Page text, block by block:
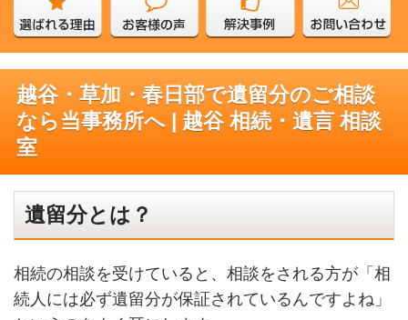
越谷・草加・春日部で遺留分のご相談
なら当事務所へ | 越谷 相続・遺言 相談
室
遺留分とは？
相続の相談を受けていると、相談をされる方が「相
続人には必ず遺留分が保証されているんですよね」